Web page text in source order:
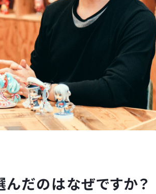
んだのはなぜですか？